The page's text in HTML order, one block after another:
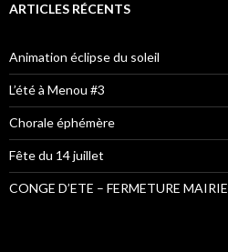
ARTICLES RÉCENTS
Animation éclipse du soleil
L’été à Menou #3
Chorale éphémère
Fête du 14 juillet
CONGE D’ETE – FERMETURE MAIRIE